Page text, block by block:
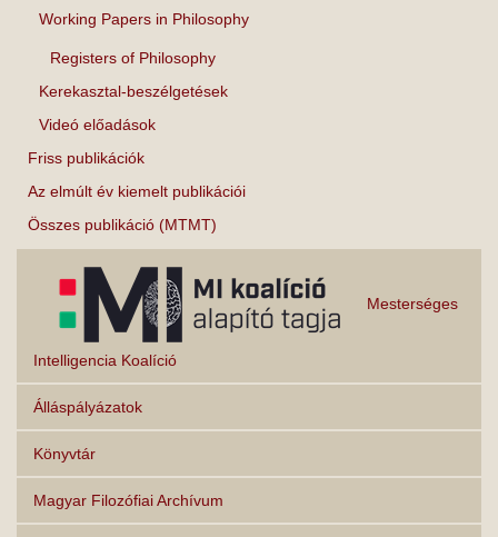
Working Papers in Philosophy
Registers of Philosophy
Kerekasztal-beszélgetések
Videó előadások
Friss publikációk
Az elmúlt év kiemelt publikációi
Összes publikáció (MTMT)
Mesterséges
Intelligencia Koalíció
Álláspályázatok
Könyvtár
Magyar Filozófiai Archívum